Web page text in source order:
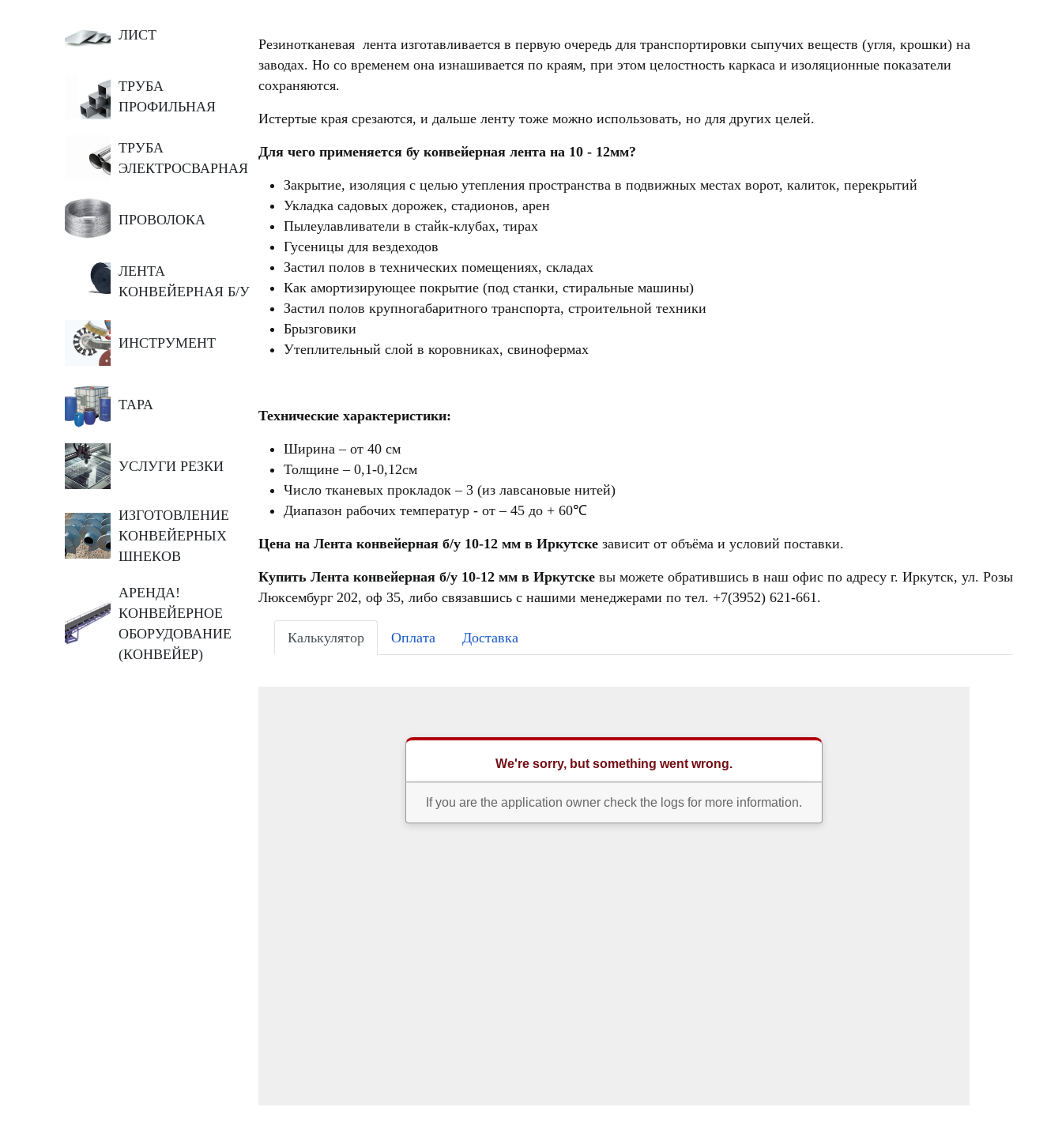
ЛИСТ
ТРУБА
ПРОФИЛЬНАЯ
ТРУБА
ЭЛЕКТРОСВАРНАЯ
ПРОВОЛОКА
ЛЕНТА
КОНВЕЙЕРНАЯ Б/У
ИНСТРУМЕНТ
ТАРА
УСЛУГИ РЕЗКИ
ИЗГОТОВЛЕНИЕ
КОНВЕЙЕРНЫХ
ШНЕКОВ
АРЕНДА!
КОНВЕЙЕРНОЕ
ОБОРУДОВАНИЕ
(КОНВЕЙЕР)
Резинотканевая лента изготавливается в первую очередь для транспортировки сыпучих веществ (угля, крошки) на
заводах. Но со временем она изнашивается по краям, при этом целостность каркаса и изоляционные показатели
сохраняются.
Истертые края срезаются, и дальше ленту тоже можно использовать, но для других целей.
Для чего применяется бу конвейерная лента на 10 - 12мм?
Закрытие, изоляция с целью утепления пространства в подвижных местах ворот, калиток, перекрытий
Укладка садовых дорожек, стадионов, арен
Пылеулавливатели в стайк-клубах, тирах
Гусеницы для вездеходов
Застил полов в технических помещениях, складах
Как амортизирующее покрытие (под станки, стиральные машины)
Застил полов крупногабаритного транспорта, строительной техники
Брызговики
Утеплительный слой в коровниках, свинофермах
Технические характеристики:
Ширина – от 40 см
Толщине – 0,1-0,12см
Число тканевых прокладок – 3 (из лавсановые нитей)
Диапазон рабочих температур - от – 45 до + 60℃
Цена на Лента конвейерная б/у 10-12 мм в Иркутске зависит от объёма и условий поставки.
Купить Лента конвейерная б/у 10-12 мм в Иркутске вы можете обратившись в наш офис по адресу г. Иркутск, ул. Розы
Люксембург 202, оф 35, либо связавшись с нашими менеджерами по тел. +7(3952) 621-661.
Калькулятор Оплата Доставка